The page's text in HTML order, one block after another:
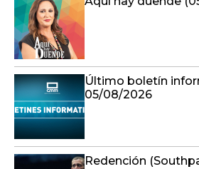
Último boletín
05/08/2026
Redención